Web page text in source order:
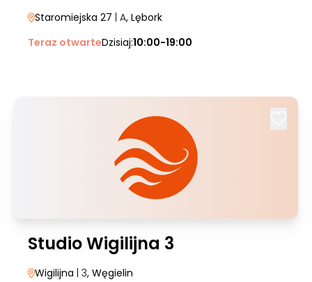
Staromiejska 27 | A, Lębork
Teraz otwarteDzisiaj:10:00-19:00
Studio Wigilijna 3
Wigilijna | 3, Węgielin